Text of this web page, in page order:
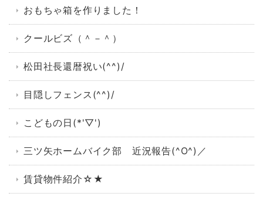
おもちゃ箱を作りました！
クールビズ（＾－＾）
松田社長還暦祝い(^^)/
目隠しフェンス(^^)/
こどもの日(*'▽')
三ツ矢ホームバイク部 近況報告(^O^)／
賃貸物件紹介☆★